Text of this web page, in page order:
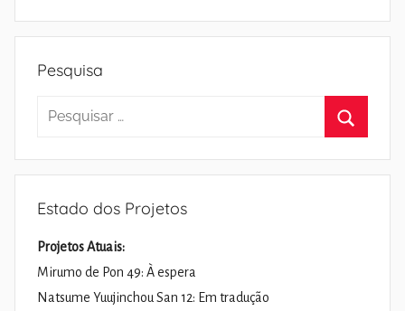
Pesquisa
Pesquisar
Estado dos Projetos
Projetos Atuais:
Mirumo de Pon 49: À espera
Natsume Yuujinchou San 12: Em tradução